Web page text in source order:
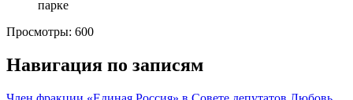
Просмотры: 600
Навигация по записям